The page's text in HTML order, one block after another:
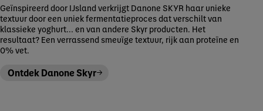
Geïnspireerd door IJsland verkrijgt Danone SKYR haar unieke
textuur door een uniek fermentatieproces dat verschilt van
klassieke yoghurt… en van andere Skyr producten. Het
resultaat? Een verrassend smeuïge textuur, rijk aan proteïne en
0% vet.
Ontdek Danone Skyr